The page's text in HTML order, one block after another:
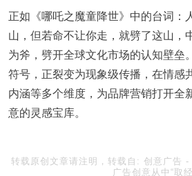
正如《哪吒之魔童降世》中的台词：
山，但若命不让你走，就劈了这山，
为斧，劈开全球文化市场的认知壁垒
符号，正裂变为现象级传播，在情感
内涵等多个维度，为品牌营销打开全
意的灵感宝库。
转载原创文章请注明，转载自: 创意广告 -
广告创意从中“取